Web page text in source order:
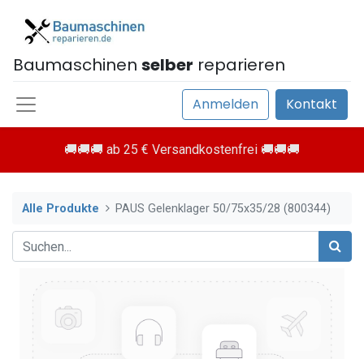
Baumaschinen selber reparieren
Anmelden Kontakt
🚚🚚🚚 ab 25 € Versandkostenfrei 🚚🚚🚚
Alle Produkte PAUS Gelenklager 50/75x35/28 (800344)